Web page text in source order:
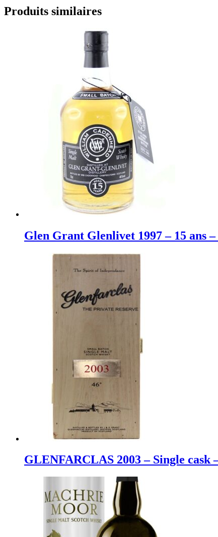
Produits similaires
Glen Grant Glenlivet 1997 – 15 ans
GLENFARCLAS 2003 – Single cask